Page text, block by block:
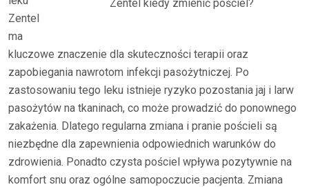
Zentel kiedy zmienić pościel?
Zentel
ma
kluczowe znaczenie dla skuteczności terapii oraz
zapobiegania nawrotom infekcji pasożytniczej. Po
zastosowaniu tego leku istnieje ryzyko pozostania jaj i larw
pasożytów na tkaninach, co może prowadzić do ponownego
zakażenia. Dlatego regularna zmiana i pranie pościeli są
niezbędne dla zapewnienia odpowiednich warunków do
zdrowienia. Ponadto czysta pościel wpływa pozytywnie na
komfort snu oraz ogólne samopoczucie pacjenta. Zmiana